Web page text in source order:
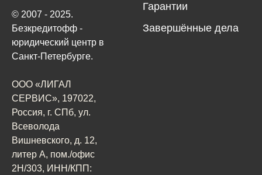
© 2007 - 2025.
Безкредитофф -
юридический центр в
Санкт-Петербурге.
ООО «ЛИГАЛ
СЕРВИС», 197022,
Россия, г. СПб, ул.
Всеволода
Вишневского, д. 12,
литер А, пом./офис
2Н/303, ИНН/КПП:
Гарантии
Завершённые дела